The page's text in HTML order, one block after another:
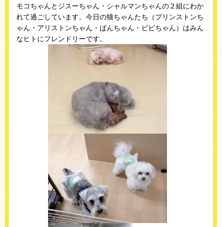
モコちゃんとジスーちゃん・シャルマンちゃんの２組にわか
れて過ごしています。今日の猫ちゃんたち（プリンストンち
ゃん・アリストンちゃん・ぱんちゃん・ビビちゃん）はみん
なヒトにフレンドリーです。